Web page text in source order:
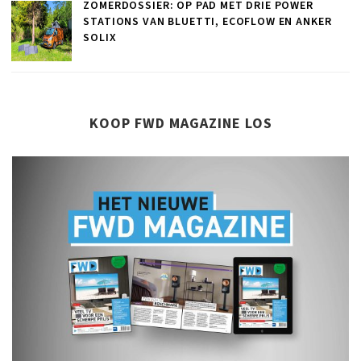
ZOMERDOSSIER: OP PAD MET DRIE POWER
STATIONS VAN BLUETTI, ECOFLOW EN ANKER
SOLIX
KOOP FWD MAGAZINE LOS